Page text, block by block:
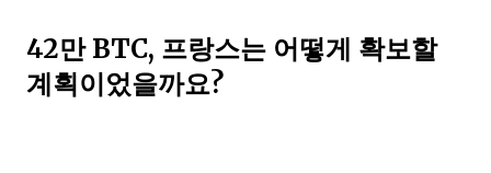
42만 BTC, 프랑스는 어떻게 확보할
계획이었을까요?